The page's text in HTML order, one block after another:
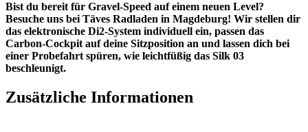
Bist du bereit für Gravel-Speed auf einem neuen Level?
Besuche uns bei Täves Radladen in Magdeburg! Wir stellen dir
das elektronische Di2-System individuell ein, passen das
Carbon-Cockpit auf deine Sitzposition an und lassen dich bei
einer Probefahrt spüren, wie leichtfüßig das Silk 03
beschleunigt.
Zusätzliche Informationen